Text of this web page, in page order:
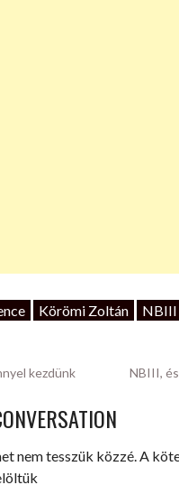
Körömi Zoltán NBIII
kezdünk NBIII,
nem tesszük közzé. A